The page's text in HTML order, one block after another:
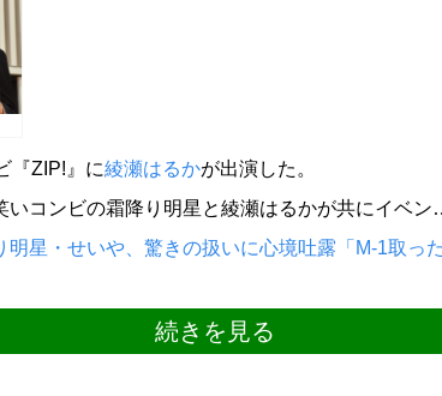
『ZIP!』に綾瀬はるかが出演した。
いコンビの霜降り明星と綾瀬はるかが共にイベン
明星・せいや、驚きの扱いに心境吐露「M-1取っ
続きを見る